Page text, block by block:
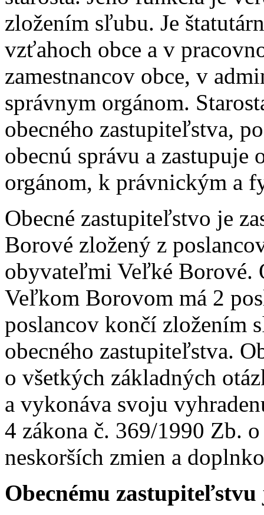
zložením sľubu. Je
vzťahoch obce a v
zamestnancov obce, v
správnym orgánom.
obecného zastupiteľstva,
obecnú správu a
orgánom, k právnickým a
Obecné zastupiteľstvo je
Borové zložený z
obyvateľmi Veľké Borové.
Veľkom Borovom má 2
poslancov končí zložením
obecného zastupiteľstva.
o všetkých základných
a vykonáva svoju
4 zákona č. 369/1990 Zb.
neskorších zmien a
Obecnému